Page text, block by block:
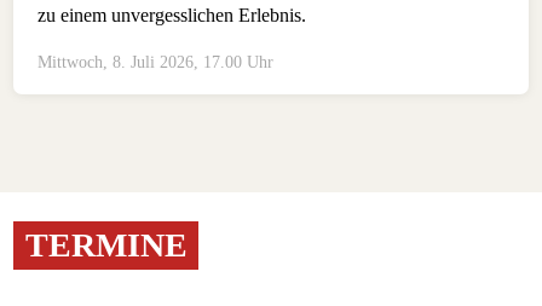
zu einem unvergesslichen Erlebnis.
Mittwoch, 8. Juli 2026, 17.00 Uhr
TERMINE